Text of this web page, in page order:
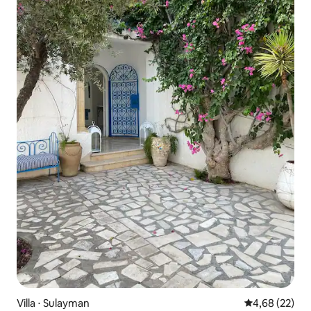
Villa ⋅ Sulayman Évaluation
4,68 (22)